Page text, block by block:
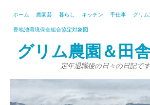
ホーム 農園芸 暮らし キッチン 手仕事 グリ
香地池環境保全組合協定対象図
グリム農園＆田
定年退職後の日々の日記です